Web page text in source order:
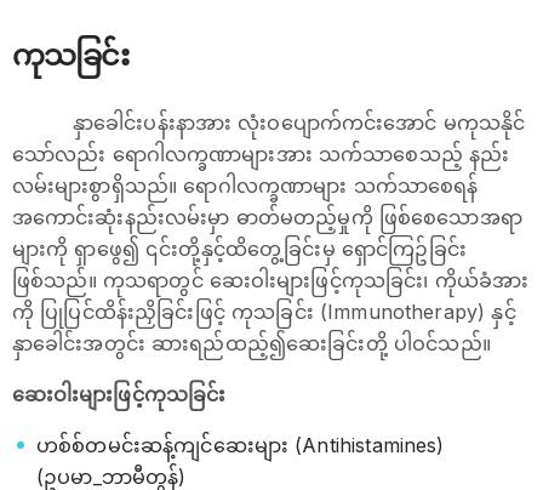
ကုသခြင်း
နှာခေါင်းပန်းနာအား လုံးဝပျောက်ကင်းအောင် မကုသနိုင်
သော်လည်း ရောဂါလက္ခဏာများအား သက်သာစေသည့် နည်း
လမ်းများစွာရှိသည်။ ရောဂါလက္ခဏာများ သက်သာစေရန်
အကောင်းဆုံးနည်းလမ်းမှာ ဓာတ်မတည့်မှုကို ဖြစ်စေသောအရာ
များကို ရှာဖွေ၍ ၎င်းတို့နှင့်ထိတွေ့ခြင်းမှ ရှောင်ကြဥ်ခြင်း
ဖြစ်သည်။ ကုသရာတွင် ဆေးဝါးများဖြင့်ကုသခြင်း၊ ကိုယ်ခံအား
ကို ပြုပြင်ထိန်းညှိခြင်းဖြင့် ကုသခြင်း (Immunotherapy) နှင့်
နှာခေါင်းအတွင်း ဆားရည်ထည့်၍ဆေးခြင်းတို့ ပါဝင်သည်။
ဆေးဝါးများဖြင့်ကုသခြင်း
ဟစ်စ်တမင်းဆန့်ကျင်ဆေးများ (Antihistamines)
(ဥပမာ_ဘာမီတွန်)